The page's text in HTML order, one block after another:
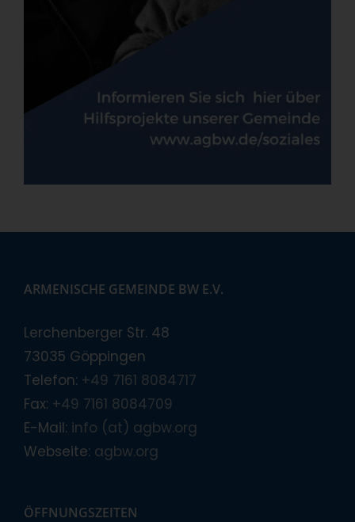
ARMENISCHE GEMEINDE BW E.V.
Lerchenberger Str. 48
73035 Göppingen
Telefon: +49 7161 8084717
Fax: +49 7161 8084709
E-Mail: info (at) agbw.org
Webseite: agbw.org
ÖFFNUNGSZEITEN